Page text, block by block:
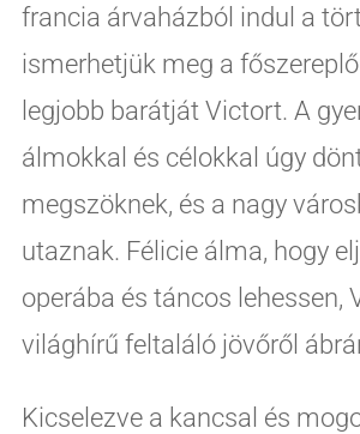
francia árvaházból indul a
ismerhetjük meg a
legjobb barátját Victort. A
álmokkal és célokkal úgy
megszöknek, és a nagy
utaznak. Félicie álma, hogy
operába és táncos lehessen,
világhírű feltaláló jövőről
Kicselezve a kancsal és